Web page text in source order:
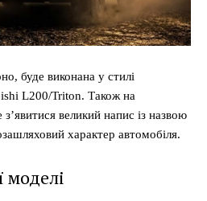
буде виконана у стилі
L200/Triton. Також на
великий напис із назвою
характер автомобіля.
моделі